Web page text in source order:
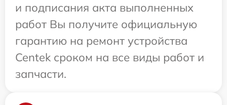
и подписания акта выполненных
работ Вы получите официальную
гарантию на ремонт устройства
Centek сроком на все виды работ и
запчасти.